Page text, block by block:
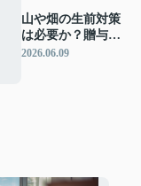
山や畑の生前対策
は必要か？贈与と
相続の税対策の基
2026.06.09